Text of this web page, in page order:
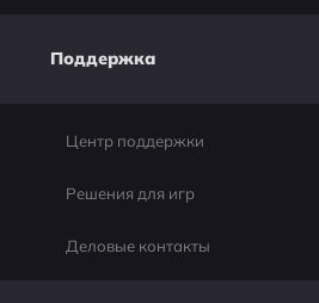
Поддержка
Центр поддержки
Решения для игр
Деловые контакты